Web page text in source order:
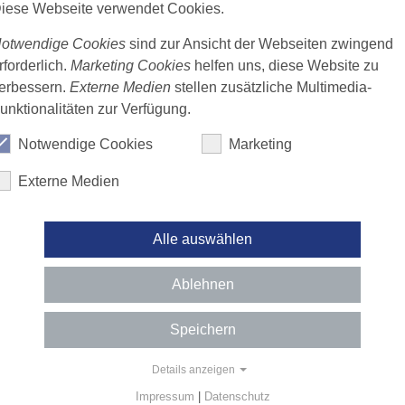
Livemusik und ein spannendes Rahmenprogramm
so einiges! Lassen Sie sich überraschen.
finden Siehier
Gute Abschlussnoten
in der Praxis, die ihre Ausbildung
Herausragende berufliche Begabungen
für Bildung und Forschung
die ihre Abschlussprüfung „besser als gut“
ist bis zum 25. Lebensjahr möglich. Bis
genommen werden. Das Spektrum
fachkundliche Nachweise, ZMF, ZMP,
Webseite verwendet Cookies.
Cookies sind zur Ansicht der Webseiten zwingend
Marketing Cookies helfen uns, diese Website zu
Externe Medien stellen zusätzliche Multimedia-
zur Verfügung.
Notwendige Cookies Marketing
Externe Medien
Alle auswählen
Ablehnen
Speichern
Details anzeigen
Impressum | Datenschutz